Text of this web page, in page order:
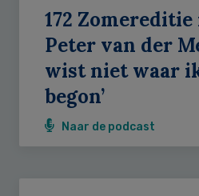
172
Peter van der
wist niet waar
begon’
Naar de podcast